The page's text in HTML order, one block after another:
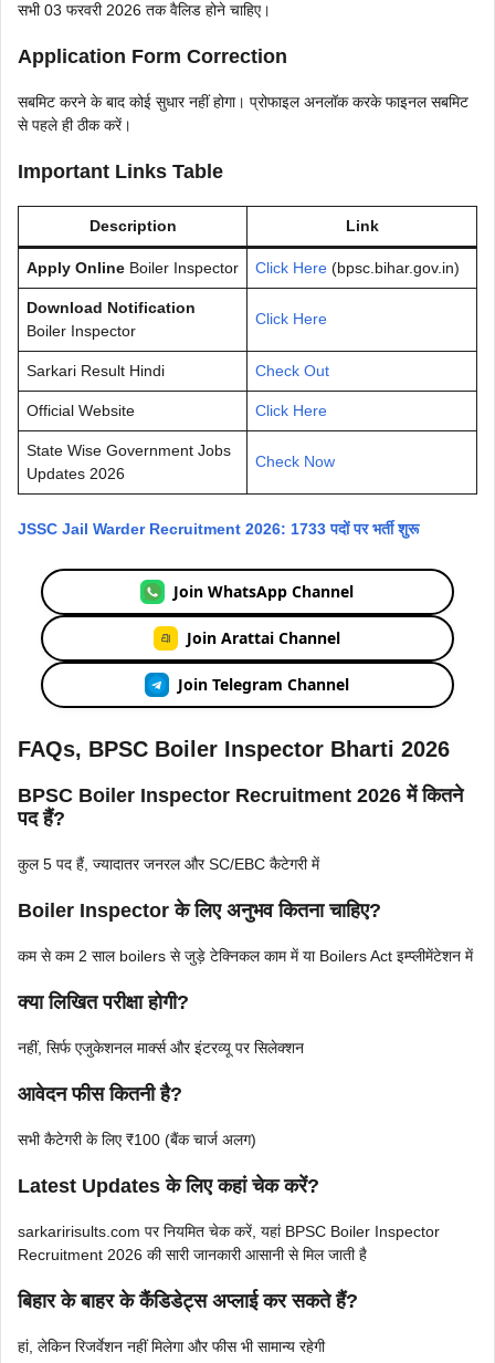
सभी 03 फरवरी 2026 तक वैलिड होने चाहिए।
Application Form Correction
सबमिट करने के बाद कोई सुधार नहीं होगा। प्रोफाइल अनलॉक करके फाइनल सबमिट
से पहले ही ठीक करें।
Important Links Table
Description Link
Apply Online Boiler Inspector Click Here (bpsc.bihar.gov.in)
Download Notification
Boiler Inspector
Click Here
Sarkari Result Hindi Check Out
Official Website Click Here
State Wise Government Jobs
Updates 2026
Check Now
JSSC Jail Warder Recruitment 2026: 1733 पदों पर भर्ती शुरू
Join WhatsApp Channel
Join Arattai Channel
Join Telegram Channel
FAQs, BPSC Boiler Inspector Bharti 2026
BPSC Boiler Inspector Recruitment 2026 में कितने
पद हैं?
कुल 5 पद हैं, ज्यादातर जनरल और SC/EBC कैटेगरी में
Boiler Inspector के लिए अनुभव कितना चाहिए?
कम से कम 2 साल boilers से जुड़े टेक्निकल काम में या Boilers Act इम्प्लीमेंटेशन में
क्या लिखित परीक्षा होगी?
नहीं, सिर्फ एजुकेशनल मार्क्स और इंटरव्यू पर सिलेक्शन
आवेदन फीस कितनी है?
सभी कैटेगरी के लिए ₹100 (बैंक चार्ज अलग)
Latest Updates के लिए कहां चेक करें?
sarkaririsults.com पर नियमित चेक करें, यहां BPSC Boiler Inspector
Recruitment 2026 की सारी जानकारी आसानी से मिल जाती है
बिहार के बाहर के कैंडिडेट्स अप्लाई कर सकते हैं?
हां, लेकिन रिजर्वेशन नहीं मिलेगा और फीस भी सामान्य रहेगी